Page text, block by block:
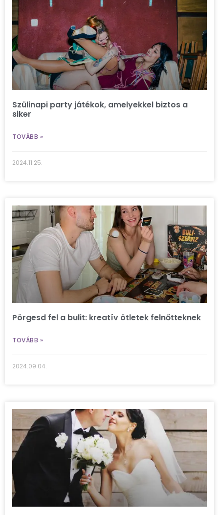
Szülinapi party játékok, amelyekkel biztos a
siker
TOVÁBB »
2024.11.25.
Pörgesd fel a bulit: kreatív ötletek felnőtteknek
TOVÁBB »
2024.09.04.